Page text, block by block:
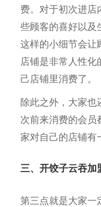
费。对于初次进店
些顾客的喜好以及
这样的小细节会让
店铺是非常人性化
己店铺里消费了。
除此之外，大家也
次前来消费的会员
家对自己的店铺有
三、开饺子云吞加
第三点就是大家一